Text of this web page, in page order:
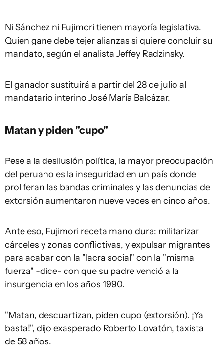
Ni Sánchez ni Fujimori tienen mayoría legislativa.
Quien gane debe tejer alianzas si quiere concluir su
mandato, según el analista Jeffey Radzinsky.
El ganador sustituirá a partir del 28 de julio al
mandatario interino José María Balcázar.
Matan y piden "cupo"
Pese a la desilusión política, la mayor preocupación
del peruano es la inseguridad en un país donde
proliferan las bandas criminales y las denuncias de
extorsión aumentaron nueve veces en cinco años.
Ante eso, Fujimori receta mano dura: militarizar
cárceles y zonas conflictivas, y expulsar migrantes
para acabar con la "lacra social" con la "misma
fuerza" -dice- con que su padre venció a la
insurgencia en los años 1990.
"Matan, descuartizan, piden cupo (extorsión). ¡Ya
basta!", dijo exasperado Roberto Lovatón, taxista
de 58 años.